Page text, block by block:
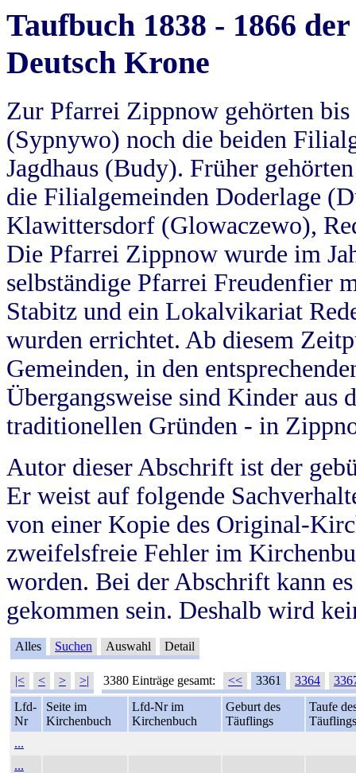
Taufbuch 1838 - 1866
Deutsch Krone
Zur Pfarrei Zippnow gehörten
(Sypnywo) noch die beiden
Jagdhaus (Budy). Früher
die Filialgemeinden Doderlage
Klawittersdorf (Glowaczewo),
Die Pfarrei Zippnow wurde im
selbständige Pfarrei Freudenfier
Stabitz und ein Lokalvikariat
wurden errichtet. Ab diesem
Gemeinden, in den
Übergangsweise sind Kinder aus
traditionellen Gründen - in
Autor dieser Abschrift ist der
Er weist auf folgende
von einer Kopie des Original-
zweifelsfreie Fehler im
worden. Bei der Abschrift kann
gekommen sein. Deshalb wird
Alles Suchen Auswahl Detail
|< < > >| 3380 Einträge gesamt: << 3361 3364
Lfd-
Nr
Seite im
Kirchenbuch
Lfd-Nr im
Kirchenbuch
Geburt des
Täuflings
Taufe
Täuflings
...
...